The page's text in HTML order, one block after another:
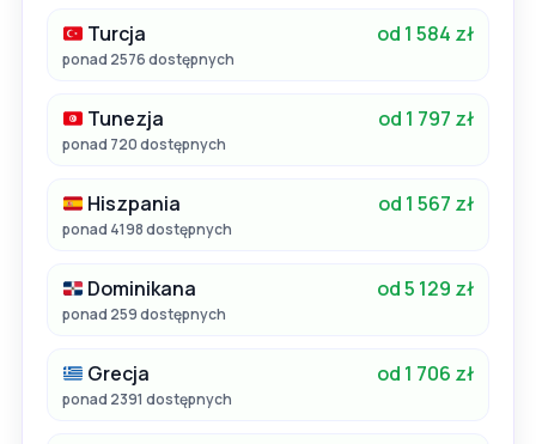
Turcja od 1 584 zł
ponad 2576 dostępnych
Tunezja od 1 797 zł
ponad 720 dostępnych
Hiszpania od 1 567 zł
ponad 4198 dostępnych
Dominikana od 5 129 zł
ponad 259 dostępnych
Grecja od 1 706 zł
ponad 2391 dostępnych